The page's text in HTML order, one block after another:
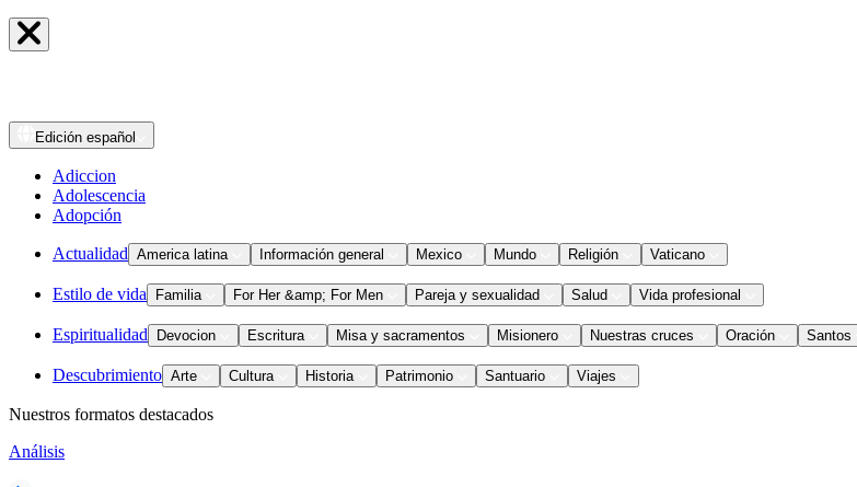
Edición español
Adiccion
Adolescencia
Adopción
Actualidad America latina Información general Mexico Mundo Religión Vaticano
Estilo de vida Familia For Her &amp; For Men Pareja y sexualidad Salud Vida profesional
Espiritualidad Devocion Escritura Misa y sacramentos Misionero Nuestras cruces Oración Santos
Descubrimiento Arte Cultura Historia Patrimonio Santuario Viajes
Nuestros formatos destacados
Análisis